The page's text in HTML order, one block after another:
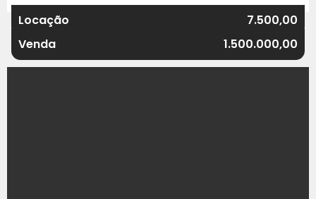
Locação
7.500,00
Venda
1.500.000,00